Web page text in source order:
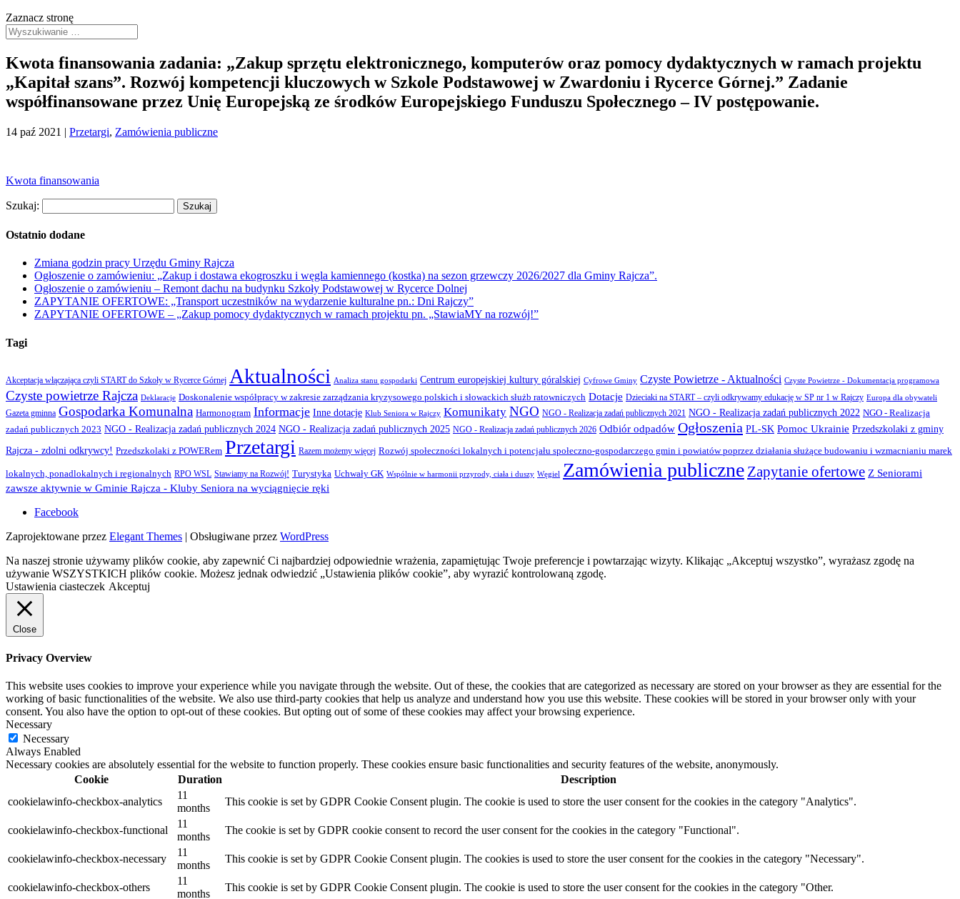
Zaznacz stronę
Kwota finansowania zadania: „Zakup sprzętu elektronicznego, komputerów oraz pomocy dydaktycznych w ramach projektu
„Kapitał szans”. Rozwój kompetencji kluczowych w Szkole Podstawowej w Zwardoniu i Rycerce Górnej.” Zadanie
współfinansowane przez Unię Europejską ze środków Europejskiego Funduszu Społecznego – IV postępowanie.
14 paź 2021 | Przetargi, Zamówienia publiczne
Kwota finansowania
Szukaj:
Ostatnio dodane
Zmiana godzin pracy Urzędu Gminy Rajcza
Ogłoszenie o zamówieniu: „Zakup i dostawa ekogroszku i węgla kamiennego (kostka) na sezon grzewczy 2026/2027 dla Gminy Rajcza”.
Ogłoszenie o zamówieniu – Remont dachu na budynku Szkoły Podstawowej w Rycerce Dolnej
ZAPYTANIE OFERTOWE: „Transport uczestników na wydarzenie kulturalne pn.: Dni Rajczy”
ZAPYTANIE OFERTOWE – „Zakup pomocy dydaktycznych w ramach projektu pn. „StawiaMY na rozwój!”
Tagi
Akceptacja włączająca czyli START do Szkoły w Rycerce Górnej Aktualności Analiza stanu gospodarki Centrum europejskiej kultury góralskiej Cyfrowe Gminy Czyste Powietrze - Aktualności Czyste Powietrze - Dokumentacja programowa
Czyste powietrze Rajcza Deklaracje Doskonalenie współpracy w zakresie zarządzania kryzysowego polskich i słowackich służb ratowniczych Dotacje Dzieciaki na START – czyli odkrywamy edukację w SP nr 1 w Rajczy Europa dla obywateli
Gazeta gminna Gospodarka Komunalna Harmonogram Informacje Inne dotacje Klub Seniora w Rajczy Komunikaty NGO NGO - Realizacja zadań publicznych 2021 NGO - Realizacja zadań publicznych 2022 NGO - Realizacja
zadań publicznych 2023 NGO - Realizacja zadań publicznych 2024 NGO - Realizacja zadań publicznych 2025 NGO - Realizacja zadań publicznych 2026 Odbiór odpadów Ogłoszenia PL-SK Pomoc Ukrainie Przedszkolaki z gminy
Rajcza - zdolni odkrywcy! Przedszkolaki z POWERem Przetargi Razem możemy więcej Rozwój społeczności lokalnych i potencjału społeczno-gospodarczego gmin i powiatów poprzez działania służące budowaniu i wzmacnianiu marek
lokalnych, ponadlokalnych i regionalnych RPO WSL Stawiamy na Rozwój! Turystyka Uchwały GK Wspólnie w harmonii przyrody, ciała i duszy Węgiel Zamówienia publiczne Zapytanie ofertowe Z Seniorami
zawsze aktywnie w Gminie Rajcza - Kluby Seniora na wyciągnięcie ręki
Facebook
Zaprojektowane przez Elegant Themes | Obsługiwane przez WordPress
Na naszej stronie używamy plików cookie, aby zapewnić Ci najbardziej odpowiednie wrażenia, zapamiętując Twoje preferencje i powtarzając wizyty. Klikając „Akceptuj wszystko”, wyrażasz zgodę na
używanie WSZYSTKICH plików cookie. Możesz jednak odwiedzić „Ustawienia plików cookie”, aby wyrazić kontrolowaną zgodę.
Ustawienia ciasteczek Akceptuj
Close
Privacy Overview
This website uses cookies to improve your experience while you navigate through the website. Out of these, the cookies that are categorized as necessary are stored on your browser as they are essential for the
working of basic functionalities of the website. We also use third-party cookies that help us analyze and understand how you use this website. These cookies will be stored in your browser only with your
consent. You also have the option to opt-out of these cookies. But opting out of some of these cookies may affect your browsing experience.
Necessary
Necessary
Always Enabled
Necessary cookies are absolutely essential for the website to function properly. These cookies ensure basic functionalities and security features of the website, anonymously.
Cookie
Duration
Description
cookielawinfo-checkbox-analytics
11
months
This cookie is set by GDPR Cookie Consent plugin. The cookie is used to store the user consent for the cookies in the category "Analytics".
cookielawinfo-checkbox-functional
11
months
The cookie is set by GDPR cookie consent to record the user consent for the cookies in the category "Functional".
cookielawinfo-checkbox-necessary
11
months
This cookie is set by GDPR Cookie Consent plugin. The cookies is used to store the user consent for the cookies in the category "Necessary".
cookielawinfo-checkbox-others
11
months
This cookie is set by GDPR Cookie Consent plugin. The cookie is used to store the user consent for the cookies in the category "Other.